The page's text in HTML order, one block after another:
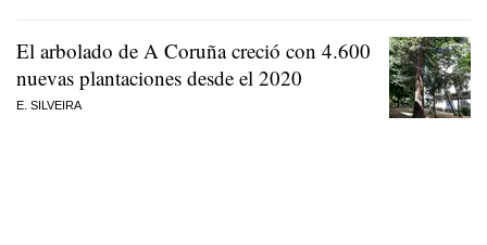
El arbolado de A Coruña creció con 4.600
nuevas plantaciones desde el 2020
E. SILVEIRA